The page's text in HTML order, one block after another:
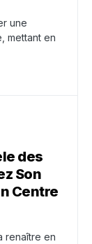
une
mettant en
des
Son
Centre
renaître en